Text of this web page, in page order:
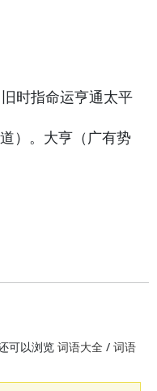
时指命运亨通太平
）。大亨（广有势
可以浏览 词语大全 / 词语